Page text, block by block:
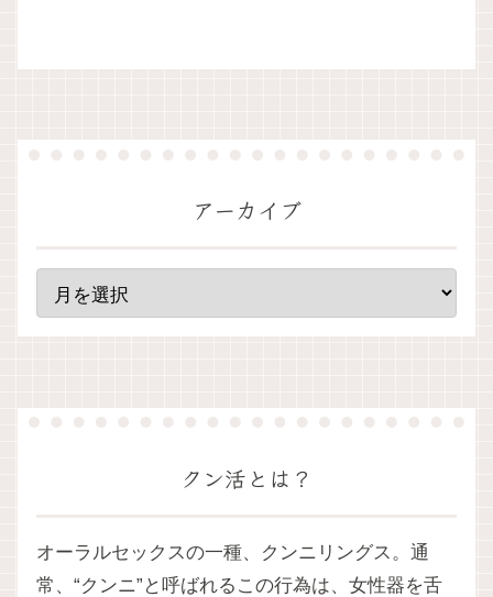
アーカイブ
クン活とは？
オーラルセックスの一種、クンニリングス。通
常、“クンニ”と呼ばれるこの行為は、女性器を舌